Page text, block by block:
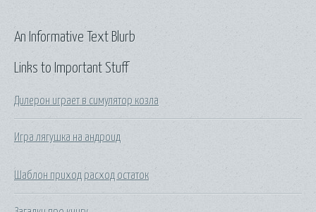
Links to Important Stuff
Дилерон играет в симулятор козла
Игра лягушка на андроид
Шаблон приход расход остаток
An Informative Text Blurb